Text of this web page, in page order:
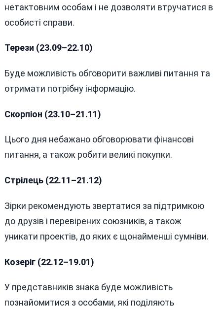
нетактовним особам і не дозволяти втручатися в
особисті справи.
Терези (23.09–22.10)
Буде можливість обговорити важливі питання та
отримати потрібну інформацію.
Скорпіон (23.10–21.11)
Цього дня небажано обговорювати фінансові
питання, а також робити великі покупки.
Стрілець (22.11–21.12)
Зірки рекомендують звертатися за підтримкою
до друзів і перевірених союзників, а також
уникати проектів, до яких є щонайменші сумніви.
Козеріг (22.12–19.01)
У представників знака буде можливість
познайомитися з особами, які поділяють